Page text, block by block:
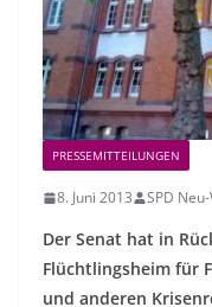
PRESSEMITTEILUNGEN
8. Juni 2013 SPD
Der Senat hat in
Flüchtlingsheim für
und anderen